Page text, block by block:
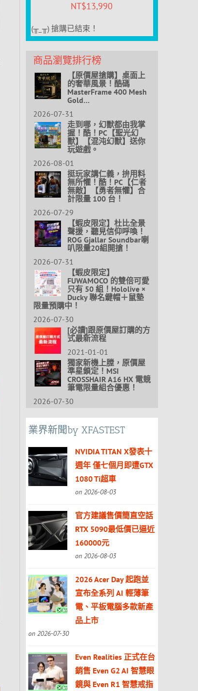
NT$13,990
(╥_╥) 搶購已結束！
商品瀏覽排行榜
【原價屋搶購】桌面上
的奢華風景！酷碼
MasterFrame 400 Mesh
Gold…
2026-07-31
走到哪，幻獸都由我掌
握！酷！PC【聖光幻
獸】【混沌幻獸】送你
玩遊戲。
2026-08-01
挺玩家講仁義，拚用料
無所懼！酷！PC【仁者
無敵】【勇者無懼】合
計限量 100 台！
2026-07-29
【蝦皮限定】杜比全景
聲援，聽見信仰呼喚！
ROG Gjallar Soundbar喇
叭限量20組開搶！
2026-07-31
【蝦皮限定】
FUWAMOCO 的雙倍可愛
只有 50 組！Hololive ×
Ducky 聯名鍵帽＋鼠墊
限量預購中！
2026-07-30
[必讀]跟原價屋訂購的方
式最新流程
2021-01-01
獨家新機上膛，原價屋
準星鎖定！MSI
CROSSHAIR A16 HX 電競
筆電限量組合優惠！
2026-07-30
業界新聞by XFASTEST
NVIDIA TITAN X發表十
週年 僅七個月即遭GTX
1080 Ti超車
on 2026-08-03
官方建議售價簡直空話
RTX 5090最低價已逼近
160000元
on 2026-08-03
2026 Acer Day 起跑並
宣布全系列 AI 輕薄筆
電、平板電腦多款新產
品上市
on 2026-07-30
Even Realities 正式在台
銷售 Even G2 AI 智慧眼
鏡與 Even R1 智慧戒指